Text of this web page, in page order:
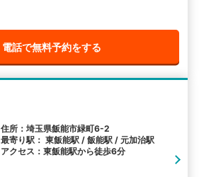
電話で無料予約をする
住所：埼玉県飯能市緑町6-2
最寄り駅： 東飯能駅 / 飯能駅 / 元加治駅
アクセス：東飯能駅から徒歩6分